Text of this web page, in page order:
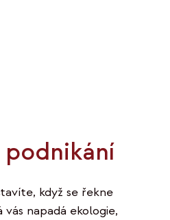
když se řekne
vás napadá ekologie,